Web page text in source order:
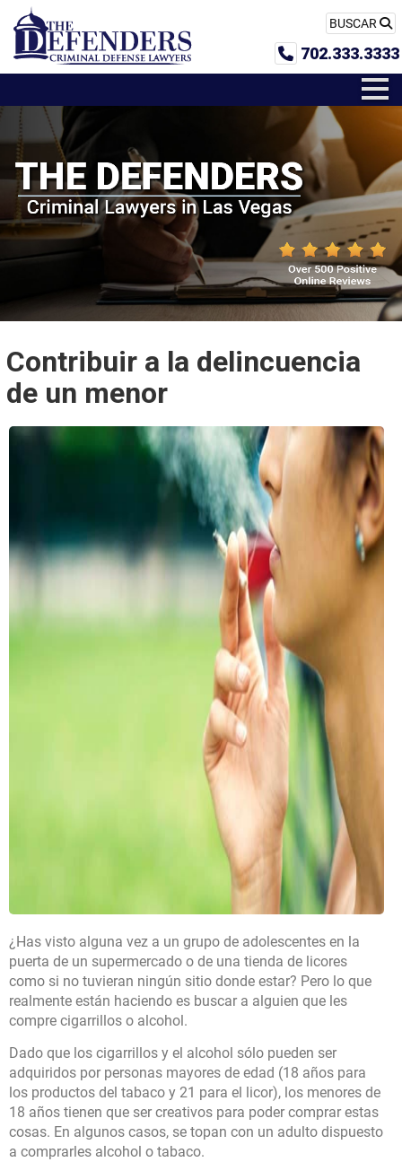
BUSCAR
702.333.3333
Contribuir a la delincuencia
de un menor
¿Has visto alguna vez a un grupo de adolescentes en la
puerta de un supermercado o de una tienda de licores
como si no tuvieran ningún sitio donde estar? Pero lo que
realmente están haciendo es buscar a alguien que les
compre cigarrillos o alcohol.
Dado que los cigarrillos y el alcohol sólo pueden ser
adquiridos por personas mayores de edad (18 años para
los productos del tabaco y 21 para el licor), los menores de
18 años tienen que ser creativos para poder comprar estas
cosas. En algunos casos, se topan con un adulto dispuesto
a comprarles alcohol o tabaco.